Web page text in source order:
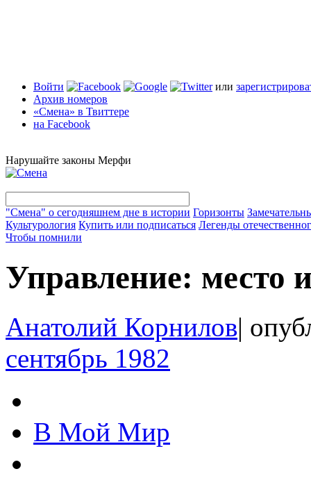
Войти или
Архив номеров
«Смена» в Твиттере
на Facebook
Нарушайте законы Мерфи
"Смена" о сегодняшнем дне в истории Горизонты
Культурология Купить или подписаться Легенды
Чтобы помнили
Управление: место
Анатолий Корнилов|
сентябрь 1982
В Мой Мир